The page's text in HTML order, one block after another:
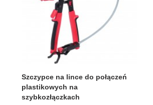
Szczypce na lince do połączeń
plastikowych na
szybkozłączkach